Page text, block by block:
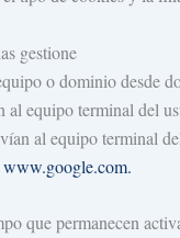
gestione
o dominio desde
al equipo terminal del
al equipo terminal
www.google.com.
que permanecen